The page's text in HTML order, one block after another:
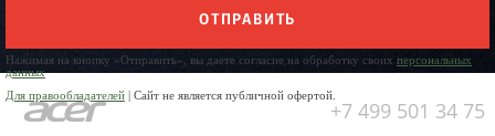
ОТПРАВИТЬ
Нажимая на кнопку «Отправить», вы даете согласие на обработку своих персональных
данных
Для правообладателей | Сайт не является публичной офертой.
+7 499 501 34 75